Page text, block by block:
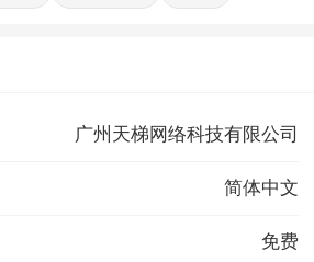
广州天梯网络科技有限公司
简体中文
免费